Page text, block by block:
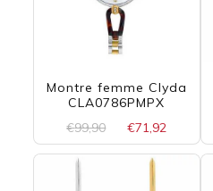
Montre femme Clyda
CLA0786PMPX
€99,90
Le
prix
€71,92
prix
actuel